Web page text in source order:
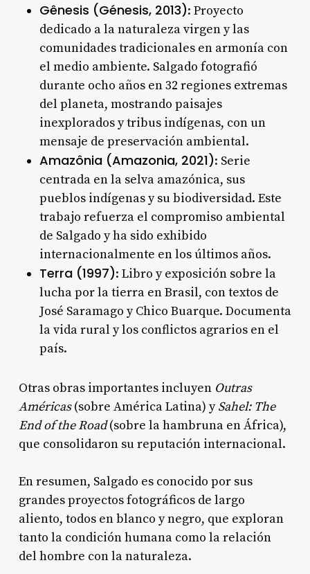
Gênesis (Génesis, 2013): Proyecto
dedicado a la naturaleza virgen y las
comunidades tradicionales en armonía con
el medio ambiente. Salgado fotografió
durante ocho años en 32 regiones extremas
del planeta, mostrando paisajes
inexplorados y tribus indígenas, con un
mensaje de preservación ambiental.
Amazônia (Amazonia, 2021): Serie
centrada en la selva amazónica, sus
pueblos indígenas y su biodiversidad. Este
trabajo refuerza el compromiso ambiental
de Salgado y ha sido exhibido
internacionalmente en los últimos años.
Terra (1997): Libro y exposición sobre la
lucha por la tierra en Brasil, con textos de
José Saramago y Chico Buarque. Documenta
la vida rural y los conflictos agrarios en el
país.
Otras obras importantes incluyen Outras
Américas(sobre América Latina) ySahel: The
End of the Road(sobre la hambruna en África),
que consolidaron su reputación internacional.
En resumen, Salgado es conocido por sus
grandes proyectos fotográficos de largo
aliento, todos en blanco y negro, que exploran
tanto la condición humana como la relación
del hombre con la naturaleza.